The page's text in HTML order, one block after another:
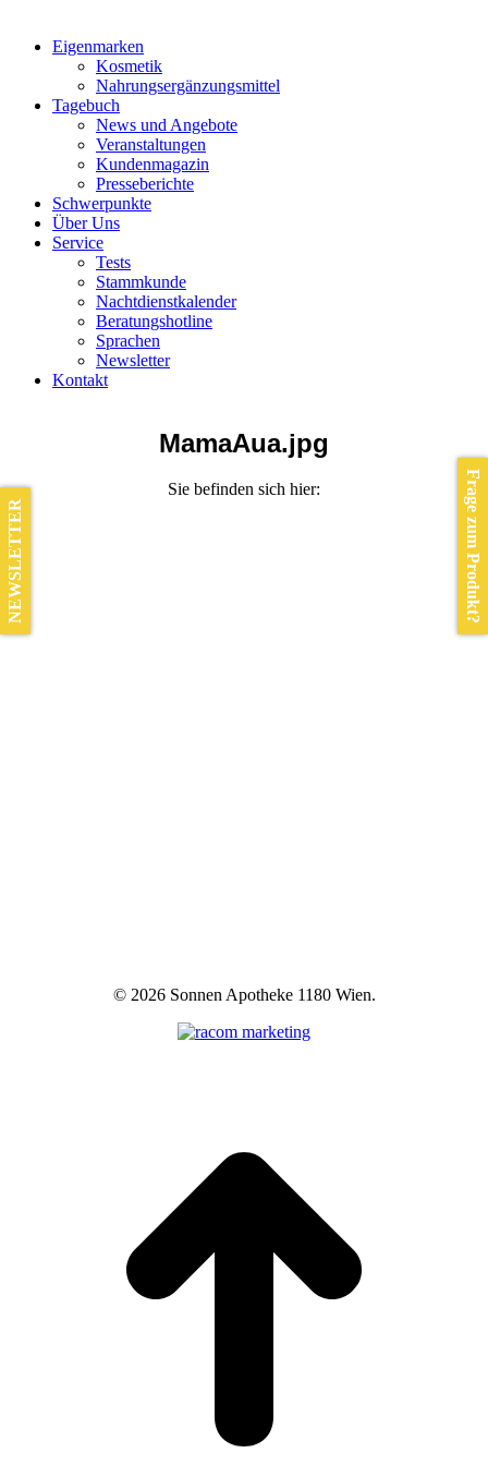
Eigenmarken
Kosmetik
Nahrungsergänzungsmittel
Tagebuch
News und Angebote
Veranstaltungen
Kundenmagazin
Presseberichte
Schwerpunkte
Über Uns
Service
Tests
Stammkunde
Nachtdienstkalender
Beratungshotline
Sprachen
Newsletter
Kontakt
MamaAua.jpg
Sie befinden sich hier:
© 2026 Sonnen Apotheke 1180 Wien.
Frage zum Produkt?
NEWSLETTER